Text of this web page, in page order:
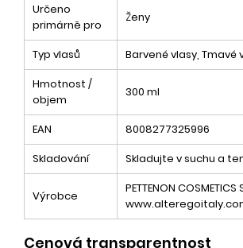
Určeno
primárně pro
Ženy
Typ vlasů
Barvené vlasy, Tmavé
Hmotnost /
objem
300 ml
EAN
8008277325996
Skladování
Skladujte v suchu a
Výrobce
PETTENON COSMETICS
Cenová transparentnost